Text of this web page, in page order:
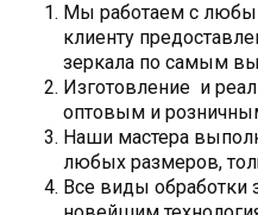
Мы работаем с
клиенту
зеркала по самым
Изготовление и
оптовым и
Наши мастера
любых размеров,
Все виды обработки